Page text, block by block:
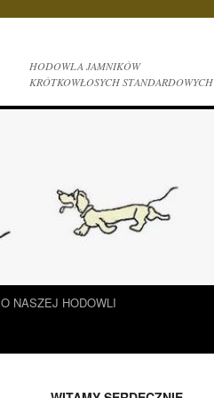
HODOWLA JAMNIKÓW
KRÓTKOWŁOSYCH STANDARDOWYCH
O NASZEJ HODOWLI